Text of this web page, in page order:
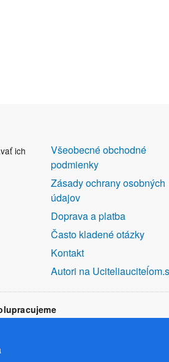
ich
DALŠÍ
ODKAZY
Všeobecné obchodné
podmienky
Zásady ochrany osobných
údajov
Doprava a platba
Často kladené otázky
Kontakt
Autori na